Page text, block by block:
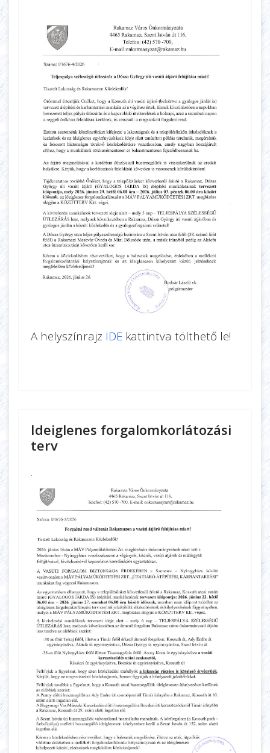
A helyszínrajz IDE kattintva tölthető le!
Ideiglenes forgalomkorlátozási
terv
.